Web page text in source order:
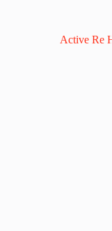
Active Re